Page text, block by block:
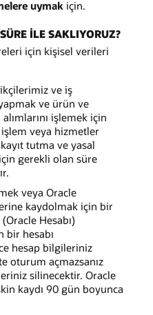
uymakiçin.
İLE SAKLIYORUZ?
için kişisel verileri
ve iş
ve ürün ve
işlemek için
işlem veya hizmetler
tutma ve yasal
gerekli olan süre
veya Oracle
kaydolmak için bir
Hesabı)
bir hesabı
hesap bilgileriniz
oturum açmazsanız
silinecektir. Oracle
kaydı 90 gün boyunca